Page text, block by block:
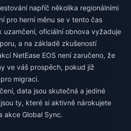
napříč několika regionálními
pro herní měnu se v tento čas
uzamčení, oficiální obnova vyžaduje
a na základě zkušeností
NetEase EOS není zaručeno, že
ve váš prospěch, pokud již
migraci.
data jsou skutečná a jediné
ty, které si aktivně nárokujete
akce Global Sync.